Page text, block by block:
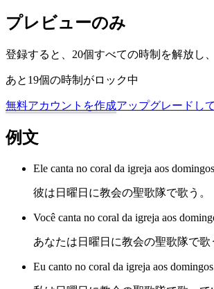
プレビューのみ
登録すると、20個すべての時制を解放し
あと19個の時制がロック中
無料アカウントを作成アップグレードし
例文
Ele canta no coral da igreja aos
彼は日曜日に教会の聖歌隊で歌う。
Você canta no coral da igreja aos
あなたは日曜日に教会の聖歌隊で歌
Eu canto no coral da igreja aos